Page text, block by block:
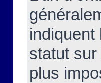
statut sur
plus